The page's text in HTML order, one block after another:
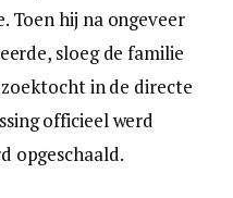
Toen hij na ongeveer
sloeg de familie
in de directe
officieel werd
opgeschaald.